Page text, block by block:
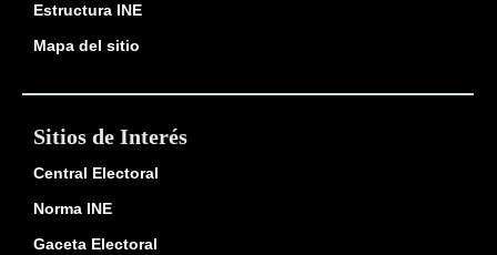
Estructura INE
Mapa del sitio
Sitios de Interés
Central Electoral
Norma INE
Gaceta Electoral